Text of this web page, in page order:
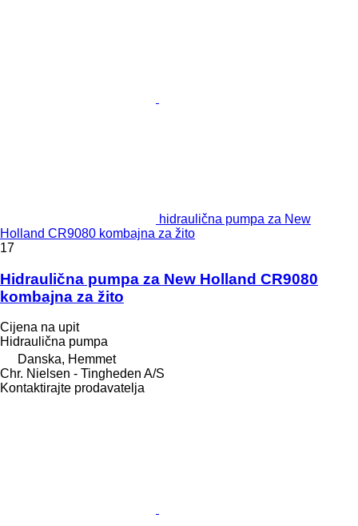
hidraulična pumpa za New
Holland CR9080 kombajna za žito
17
Hidraulična pumpa za New Holland CR9080
kombajna za žito
Cijena na upit
Hidraulična pumpa
Danska, Hemmet
Chr. Nielsen - Tingheden A/S
Kontaktirajte prodavatelja